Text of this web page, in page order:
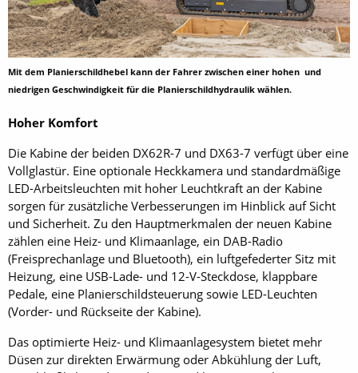
Mit dem Planierschildhebel kann der Fahrer zwischen einer hohen und
niedrigen Geschwindigkeit für die Planierschildhydraulik wählen.
Hoher Komfort
Die Kabine der beiden DX62R-7 und DX63-7 verfügt über eine
Vollglastür. Eine optionale Heckkamera und standardmäßige
LED-Arbeitsleuchten mit hoher Leuchtkraft an der Kabine
sorgen für zusätzliche Verbesserungen im Hinblick auf Sicht
und Sicherheit. Zu den Hauptmerkmalen der neuen Kabine
zählen eine Heiz- und Klimaanlage, ein DAB-Radio
(Freisprechanlage und Bluetooth), ein luftgefederter Sitz mit
Heizung, eine USB-Lade- und 12-V-Steckdose, klappbare
Pedale, eine Planierschildsteuerung sowie LED-Leuchten
(Vorder- und Rückseite der Kabine).
Das optimierte Heiz- und Klimaanlagesystem bietet mehr
Düsen zur direkten Erwärmung oder Abkühlung der Luft,